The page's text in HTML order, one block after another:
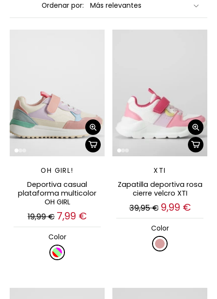
Ordenar por:
OH GIRL!
Deportiva casual
plataforma multicolor
OH GIRL
19,99 € 7,99 €
Color
XTI
Zapatilla deportiva rosa
cierre velcro XTI
39,95 € 9,99 €
Color